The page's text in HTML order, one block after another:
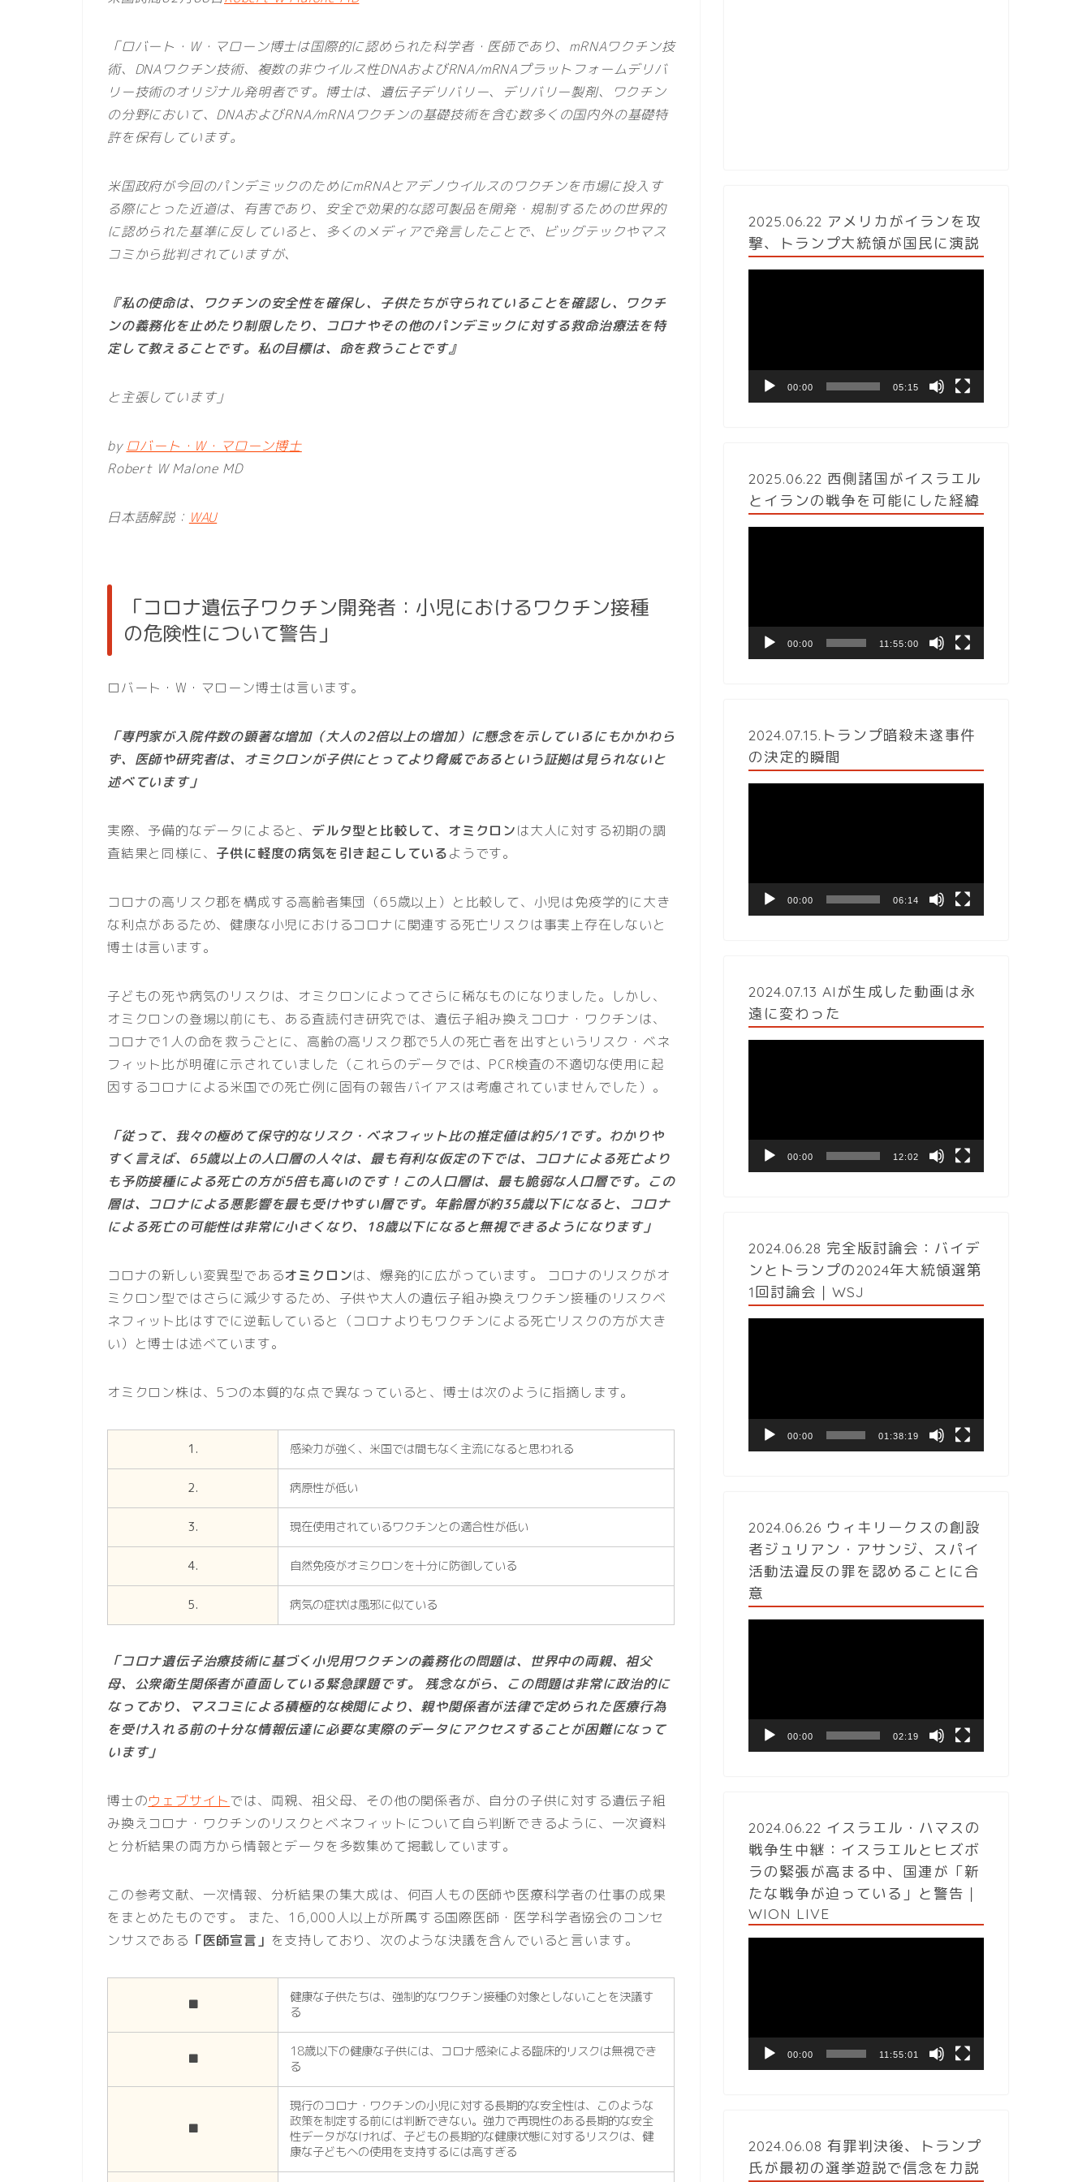
「ロバート・W・マローン博士は国際的に認められた科学者・医師であり、mRNAワクチン技
術、DNAワクチン技術、複数の非ウイルス性DNAおよびRNA/mRNAプラットフォームデリバ
リー技術のオリジナル発明者です。博士は、遺伝子デリバリー、デリバリー製剤、ワクチン
の分野において、DNAおよびRNA/mRNAワクチンの基礎技術を含む数多くの国内外の基礎特
許を保有しています。
米国政府が今回のパンデミックのためにmRNAとアデノウイルスのワクチンを市場に投入す
る際にとった近道は、有害であり、安全で効果的な認可製品を開発・規制するための世界的
に認められた基準に反していると、多くのメディアで発言したことで、ビッグテックやマス
コミから批判されていますが、
『私の使命は、ワクチンの安全性を確保し、子供たちが守られていることを確認し、ワクチ
ンの義務化を止めたり制限したり、コロナやその他のパンデミックに対する救命治療法を特
定して教えることです。私の目標は、命を救うことです』
と主張しています」
by ロバート・W・マローン博士
Robert W Malone MD
日本語解説： WAU
「コロナ遺伝子ワクチン開発者：小児におけるワクチン接種
の危険性について警告」
ロバート・W・マローン博士は言います。
「専門家が入院件数の顕著な増加（大人の2倍以上の増加）に懸念を示しているにもかかわら
ず、医師や研究者は、オミクロンが子供にとってより脅威であるという証拠は見られないと
述べています」
実際、予備的なデータによると、 デルタ型と比較して、オミクロンは大人に対する初期の調
査結果と同様に、 子供に軽度の病気を引き起こしているようです。
コロナの高リスク郡を構成する高齢者集団（65歳以上）と比較して、小児は免疫学的に大き
な利点があるため、健康な小児におけるコロナに関連する死亡リスクは事実上存在しないと
博士は言います。
子どもの死や病気のリスクは、オミクロンによってさらに稀なものになりました。しかし、
オミクロンの登場以前にも、ある査読付き研究では、遺伝子組み換えコロナ・ワクチンは、
コロナで1人の命を救うごとに、高齢の高リスク郡で5人の死亡者を出すというリスク・ベネ
フィット比が明確に示されていました（これらのデータでは、PCR検査の不適切な使用に起
因するコロナによる米国での死亡例に固有の報告バイアスは考慮されていませんでした）。
「従って、我々の極めて保守的なリスク・ベネフィット比の推定値は約5/1です。わかりや
すく言えば、65歳以上の人口層の人々は、最も有利な仮定の下では、コロナによる死亡より
も予防接種による死亡の方が5倍も高いのです！この人口層は、最も脆弱な人口層です。この
層は、コロナによる悪影響を最も受けやすい層です。年齢層が約35歳以下になると、コロナ
による死亡の可能性は非常に小さくなり、18歳以下になると無視できるようになります」
コロナの新しい変異型であるオミクロンは、爆発的に広がっています。 コロナのリスクがオ
ミクロン型ではさらに減少するため、子供や大人の遺伝子組み換えワクチン接種のリスクベ
ネフィット比はすでに逆転していると（コロナよりもワクチンによる死亡リスクの方が大き
い）と博士は述べています。
オミクロン株は、5つの本質的な点で異なっていると、博士は次のように指摘します。
1. 感染力が強く、米国では間もなく主流になると思われる
2. 病原性が低い
3. 現在使用されているワクチンとの適合性が低い
4. 自然免疫がオミクロンを十分に防御している
5. 病気の症状は風邪に似ている
「コロナ遺伝子治療技術に基づく小児用ワクチンの義務化の問題は、世界中の両親、祖父
母、公衆衛生関係者が直面している緊急課題です。 残念ながら、この問題は非常に政治的に
なっており、マスコミによる積極的な検閲により、親や関係者が法律で定められた医療行為
を受け入れる前の十分な情報伝達に必要な実際のデータにアクセスすることが困難になって
います」
博士のウェブサイトでは、両親、祖父母、その他の関係者が、自分の子供に対する遺伝子組
み換えコロナ・ワクチンのリスクとベネフィットについて自ら判断できるように、一次資料
と分析結果の両方から情報とデータを多数集めて掲載しています。
この参考文献、一次情報、分析結果の集大成は、何百人もの医師や医療科学者の仕事の成果
をまとめたものです。 また、16,000人以上が所属する国際医師・医学科学者協会のコンセ
ンサスである 「医師宣言」 を支持しており、次のような決議を含んでいると言います。
■
健康な子供たちは、強制的なワクチン接種の対象としないことを決議す
る
■
18歳以下の健康な子供には、コロナ感染による臨床的リスクは無視でき
る
■
現行のコロナ・ワクチンの小児に対する長期的な安全性は、このような
政策を制定する前には判断できない。強力で再現性のある長期的な安全
性データがなければ、子どもの長期的な健康状態に対するリスクは、健
康な子どもへの使用を支持するには高すぎる
2025.06.22 アメリカがイランを攻
撃、トランプ大統領が国民に演説
ヤ
00:00 05:15
2025.06.22 西側諸国がイスラエル
とイランの戦争を可能にした経緯
ヤ
00:00 11:55:00
2024.07.15.トランプ暗殺未遂事件
の決定的瞬間
ヤ
00:00 06:14
2024.07.13 AIが生成した動画は永
遠に変わった
ヤ
00:00 12:02
2024.06.28 完全版討論会：バイデ
ンとトランプの2024年大統領選第
1回討論会｜WSJ
ヤ
00:00 01:38:19
2024.06.26 ウィキリークスの創設
者ジュリアン・アサンジ、スパイ
活動法違反の罪を認めることに合
意
ヤ
00:00 02:19
2024.06.22 イスラエル・ハマスの
戦争生中継：イスラエルとヒズボ
ラの緊張が高まる中、国連が「新
たな戦争が迫っている」と警告｜
WION LIVE
ヤ
00:00 11:55:01
2024.06.08 有罪判決後、トランプ
氏が最初の選挙遊説で信念を力説